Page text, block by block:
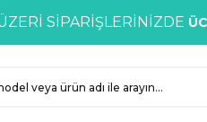
SİPARİŞLERİNİZDE